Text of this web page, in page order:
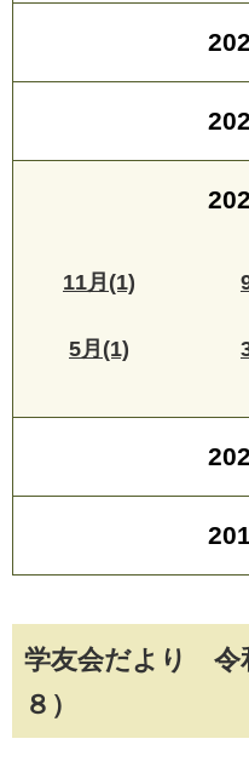
学友会だより 令
８）
11月(1)
5月(1)